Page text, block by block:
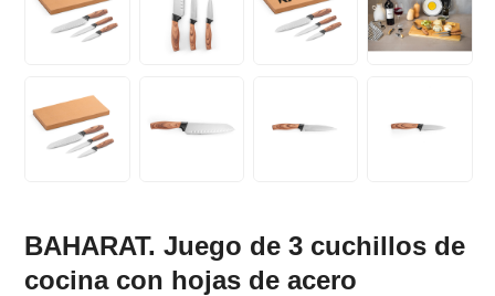
BAHARAT. Juego de 3 cuchillos de
cocina con hojas de acero